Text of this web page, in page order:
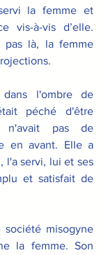
la femme et
vis-à-vis d’elle.
pas là, la femme
l'ombre de
péché d'être
n'avait pas de
en avant. Elle a
l'a servi, lui et ses
et satisfait de
société misogyne
la femme. Son